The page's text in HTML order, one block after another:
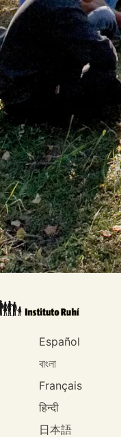
Español
বাংলা
Français
हिन्दी
日本語